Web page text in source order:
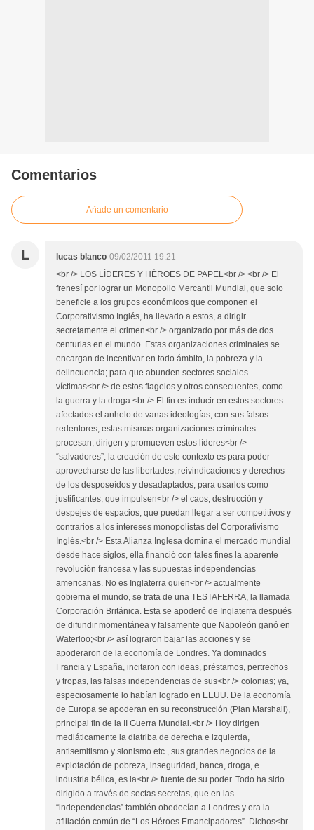
Comentarios
Añade un comentario
L lucas blanco 09/02/2011 19:21
<br /> LOS LÍDERES Y HÉROES DE PAPEL<br /> <br /> El
frenesí por lograr un Monopolio Mercantil Mundial, que solo
beneficie a los grupos económicos que componen el
Corporativismo Inglés, ha llevado a estos, a dirigir
secretamente el crimen<br /> organizado por más de dos
centurias en el mundo. Estas organizaciones criminales se
encargan de incentivar en todo ámbito, la pobreza y la
delincuencia; para que abunden sectores sociales
víctimas<br /> de estos flagelos y otros consecuentes, como
la guerra y la droga.<br /> El fin es inducir en estos sectores
afectados el anhelo de vanas ideologías, con sus falsos
redentores; estas mismas organizaciones criminales
procesan, dirigen y promueven estos líderes<br />
“salvadores”; la creación de este contexto es para poder
aprovecharse de las libertades, reivindicaciones y derechos
de los desposeídos y desadaptados, para usarlos como
justificantes; que impulsen<br /> el caos, destrucción y
despejes de espacios, que puedan llegar a ser competitivos y
contrarios a los intereses monopolistas del Corporativismo
Inglés.<br /> Esta Alianza Inglesa domina el mercado mundial
desde hace siglos, ella financió con tales fines la aparente
revolución francesa y las supuestas independencias
americanas. No es Inglaterra quien<br /> actualmente
gobierna el mundo, se trata de una TESTAFERRA, la llamada
Corporación Británica. Esta se apoderó de Inglaterra después
de difundir momentánea y falsamente que Napoleón ganó en
Waterloo;<br /> así lograron bajar las acciones y se
apoderaron de la economía de Londres. Ya dominados
Francia y España, incitaron con ideas, préstamos, pertrechos
y tropas, las falsas independencias de sus<br /> colonias; ya,
especiosamente lo habían logrado en EEUU. De la economía
de Europa se apoderan en su reconstrucción (Plan Marshall),
principal fin de la II Guerra Mundial.<br /> Hoy dirigen
mediáticamente la diatriba de derecha e izquierda,
antisemitismo y sionismo etc., sus grandes negocios de la
explotación de pobreza, inseguridad, banca, droga, e
industria bélica, es la<br /> fuente de su poder. Todo ha sido
dirigido a través de sectas secretas, que en las
“independencias” también obedecían a Londres y era la
afiliación común de “Los Héroes Emancipadores”. Dichos<br